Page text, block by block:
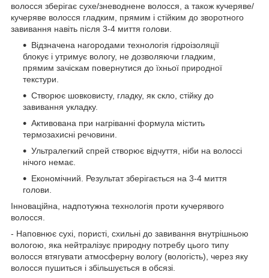
волосся зберігає сухе/зневоднене волосся, а також кучеряве/
кучеряве волосся гладким, прямим і стійким до зворотного
завивання навіть після 3-4 миття голови.
Відзначена нагородами технологія гідроізоляції
блокує і утримує вологу, не дозволяючи гладким,
прямим зачіскам повернутися до їхньої природної
текстури.
Створює шовковисту, гладку, як скло, стійку до
завивання укладку.
Активована при нагріванні формула містить
термозахисні речовини.
Ультралегкий спрей створює відчуття, ніби на волоссі
нічого немає.
Економічний. Результат зберігається на 3-4 миття
голови.
Інноваційна, надпотужна технологія проти кучерявого
волосся.
- Наповнює сухі, пористі, схильні до завивання внутрішньою
вологою, яка нейтралізує природну потребу цього типу
волосся втягувати атмосферну вологу (вологість), через яку
волосся пушиться і збільшується в обсязі.